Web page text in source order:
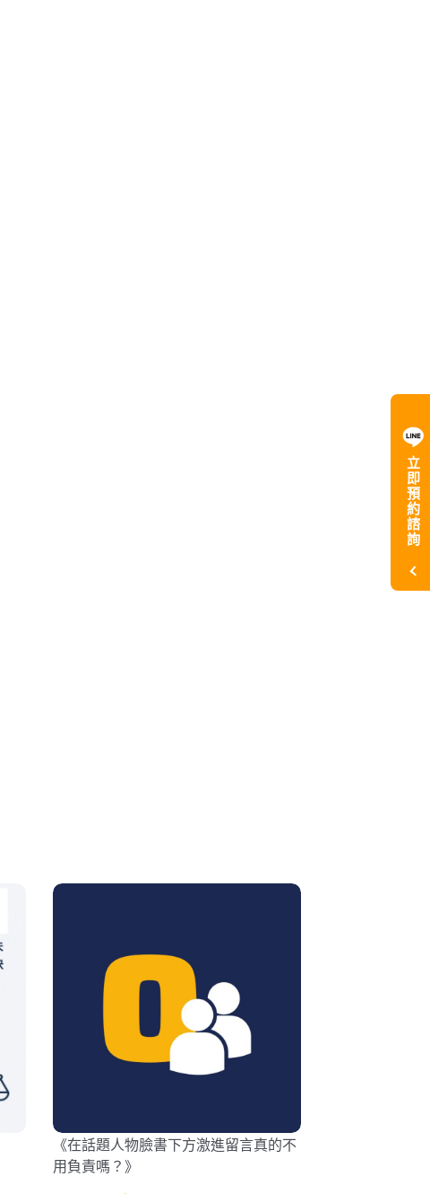
立
即
預
約
諮
詢
《在話題人物臉書下方激進留言真的不
用負責嗎？》